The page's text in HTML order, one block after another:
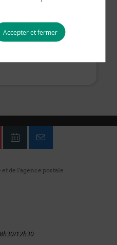
Place aux
de l'agence postale
8h30/12h30